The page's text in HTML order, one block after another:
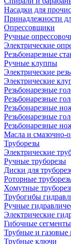
Насадки для
Принадлежности
Опрессовщики
Ручные
Электрические
Резьбонарезные
Ручные клуппы
Электрические
Электрические
Резьбонарезные
Резьбонарезные
Резьбонарезные
Резьбонарезные
Резьбонарезные
Масла и смазочно-
Труборезы
Электрические
Ручные труборезы
Диски для
Роторные
Хомутные
Трубогибы
Ручные
Электрические
Гибочные
Трубные и газовые
Трубные ключи